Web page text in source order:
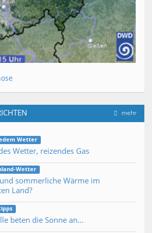
mehr
Wetter
Wetter, reizendes Gas
Wetter
sommerliche Wärme im
Land?
beten die Sonne an...